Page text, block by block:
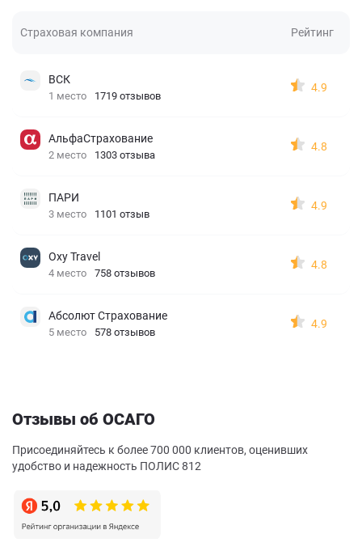
Страховая компания Рейтинг
ВСК
1 место 1719 отзывов
4.9
АльфаСтрахование
2 место 1303 отзыва
4.8
ПАРИ
3 место 1101 отзыв
4.9
Oxy Travel
4 место 758 отзывов
4.8
Абсолют Страхование
5 место 578 отзывов
4.9
Отзывы об ОСАГО
Присоединяйтесь к более 700 000 клиентов, оценивших
удобство и надежность ПОЛИС 812